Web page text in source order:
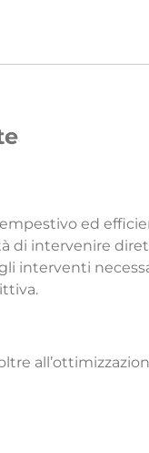
ed
di intervenire
interventi